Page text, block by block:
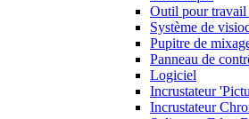
Outil pour
Système de
Pupitre de
Panneau de
Logiciel
Incrustateur
Incrustateur